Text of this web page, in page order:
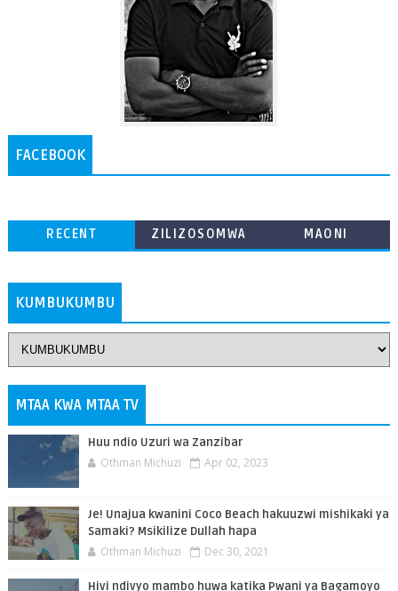
FACEBOOK
RECENT
ZILIZOSOMWA
MAONI
KUMBUKUMBU
MTAA KWA MTAA TV
Huu ndio Uzuri wa Zanzibar
Othman Michuzi Apr 02, 2023
Je! Unajua kwanini Coco Beach hakuuzwi mishikaki ya
Samaki? Msikilize Dullah hapa
Othman Michuzi Dec 30, 2021
Hivi ndivyo mambo huwa katika Pwani ya Bagamoyo